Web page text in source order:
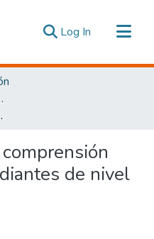
Log In (current)
Digitales
elemental.
de nivel